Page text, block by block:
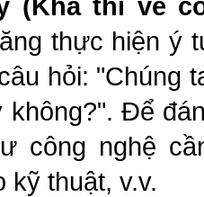
thực hiện ý
hỏi: "Chúng
Để
công nghệ
kỹ thuật, v.v.